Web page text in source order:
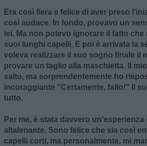
Era così fiera e felice di aver preso
così audace. In fondo, provavo un
lei. Ma non potevo ignorare il fatto
suoi lunghi capelli. E poi è arrivata la
voleva realizzare il suo sogno finale il
provare un taglio alla maschietta. Il
salto, ma sorprendentemente ho
incoraggiante "Certamente, fallo!" Il
tutto.
Per me, è stata davvero un'esperienza
altalenante. Sono felice che sia così
capelli corti, ma personalmente, mi